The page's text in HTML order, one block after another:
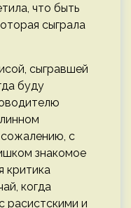
что быть
сыграла
сыгравшей
буду
с
знакомое
критика
когда
расистскими и